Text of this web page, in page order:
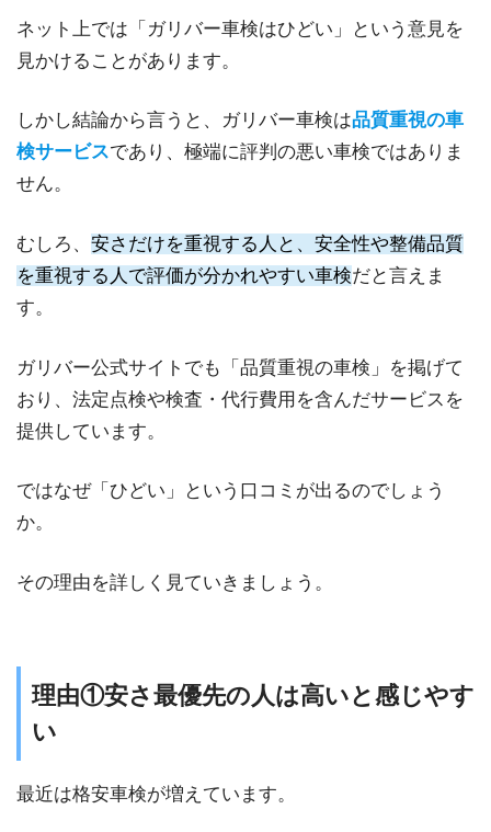
ネット上では「ガリバー車検はひどい」という意見を
見かけることがあります。
しかし結論から言うと、ガリバー車検は品質重視の車
検サービスであり、極端に評判の悪い車検ではありま
せん。
むしろ、 安さだけを重視する人と、安全性や整備品質
を重視する人で評価が分かれやすい車検だと言えま
す。
ガリバー公式サイトでも「品質重視の車検」を掲げて
おり、法定点検や検査・代行費用を含んだサービスを
提供しています。
ではなぜ「ひどい」という口コミが出るのでしょう
か。
その理由を詳しく見ていきましょう。
理由①安さ最優先の人は高いと感じやす
い
最近は格安車検が増えています。